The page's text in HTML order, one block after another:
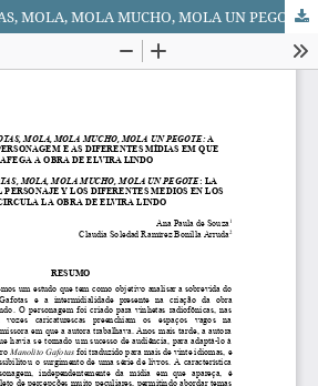
MOLA, MOLA MUCHO, MOLA UN PEGOTE